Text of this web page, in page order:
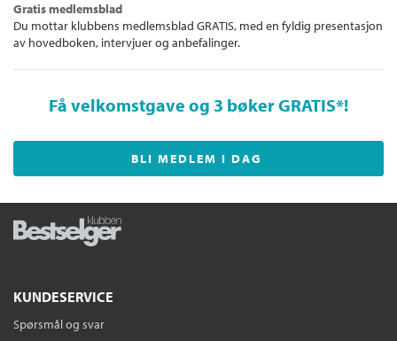
Gratis medlemsblad
Du mottar klubbens medlemsblad GRATIS, med en fyldig presentasjon
av hovedboken, intervjuer og anbefalinger.
Få velkomstgave og 3 bøker GRATIS*!
BLI MEDLEM I DAG
KUNDESERVICE
Spørsmål og svar